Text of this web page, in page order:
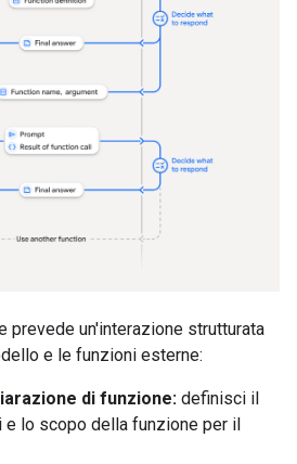
prevede un'interazione strutturata
e le funzioni esterne:
di funzione: definisci il
e lo scopo della funzione per il